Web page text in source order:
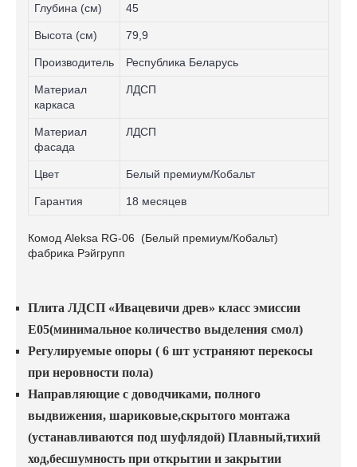
Глубина (см) 45
Высота (см) 79,9
Производитель Республика Беларусь
Материал
каркаса
ЛДСП
Материал
фасада
ЛДСП
Цвет Белый премиум/Кобальт
Гарантия 18 месяцев
Комод Aleksa RG-06 (Белый премиум/Кобальт)
фабрика Рэйгрупп
Плита ЛДСП «Ивацевичи древ» класс эмиссии
Е05(минимальное количество выделения смол)
Регулируемые опоры ( 6 шт устраняют перекосы
при неровности пола)
Направляющие с доводчиками, полного
выдвижения, шариковые,скрытого монтажа
(устанавливаются под шуфлядой) Плавный,тихий
ход,бесшумность при открытии и закрытии